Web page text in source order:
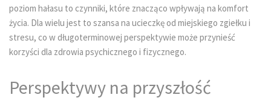
poziom hałasu to czynniki, które znacząco wpływają na komfort
życia. Dla wielu jest to szansa na ucieczkę od miejskiego zgiełku i
stresu, co w długoterminowej perspektywie może przynieść
korzyści dla zdrowia psychicznego i fizycznego.
Perspektywy na przyszłość